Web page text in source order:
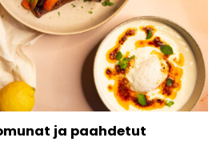
ja paahdetut